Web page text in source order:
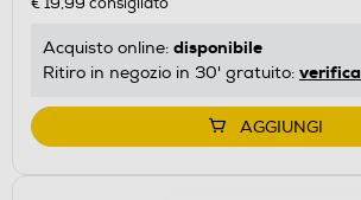
Acquisto online: disponibile
Ritiro in negozio in 30' gratuito: verifica
AGGIUNGI